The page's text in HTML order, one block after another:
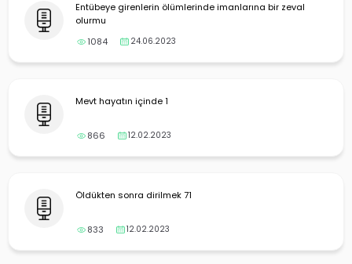
Entübeye girenlerin ölümlerinde imanlarına bir zeval
olurmu
1084
24.06.2023
Mevt hayatın içinde 1
866 12.02.2023
Öldükten sonra dirilmek 71
833 12.02.2023